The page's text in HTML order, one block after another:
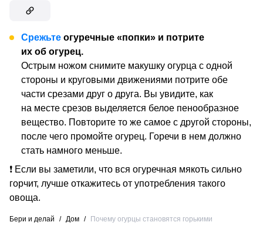
Срежьте огуречные «попки» и потрите
их об огурец.
Острым ножом снимите макушку огурца с одной
стороны и круговыми движениями потрите обе
части срезами друг о друга. Вы увидите, как
на месте срезов выделяется белое пенообразное
вещество. Повторите то же самое с другой стороны,
после чего промойте огурец. Горечи в нем должно
стать намного меньше.
❗ Если вы заметили, что вся огуречная мякоть сильно
горчит, лучше откажитесь от употребления такого
овоща.
Бери и делай / Дом / Почему огурцы становятся горькими